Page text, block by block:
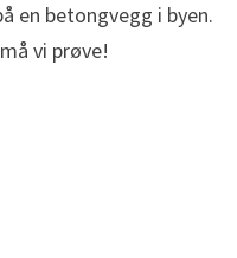
en betongvegg i byen.
vi prøve!